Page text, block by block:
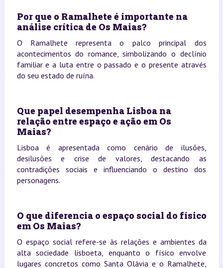
Por que o Ramalhete é importante na
análise crítica de Os Maias?
O Ramalhete representa o palco principal dos
acontecimentos do romance, simbolizando o declínio
familiar e a luta entre o passado e o presente através
do seu estado de ruína.
Que papel desempenha Lisboa na
relação entre espaço e ação em Os
Maias?
Lisboa é apresentada como cenário de ilusões,
desilusões e crise de valores, destacando as
contradições sociais e influenciando o destino dos
personagens.
O que diferencia o espaço social do físico
em Os Maias?
O espaço social refere-se às relações e ambientes da
alta sociedade lisboeta, enquanto o físico envolve
lugares concretos como Santa Olávia e o Ramalhete,